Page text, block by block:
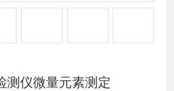
测仪微量元素测定